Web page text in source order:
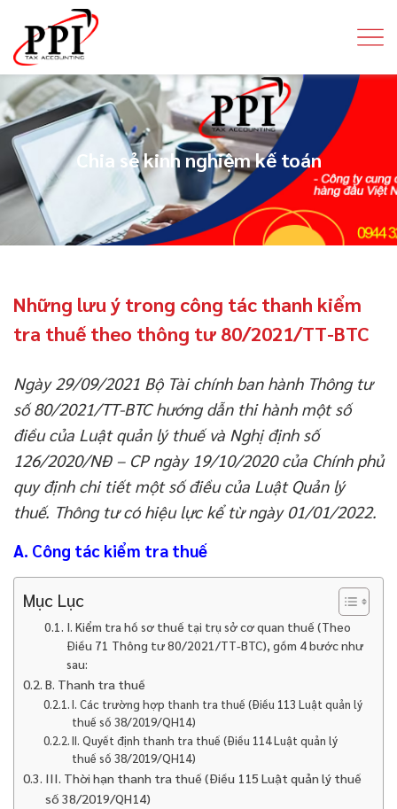
Chia sẻ kinh nghiệm kế toán
Những lưu ý trong công tác thanh kiểm
tra thuế theo thông tư 80/2021/TT-BTC
Ngày 29/09/2021 Bộ Tài chính ban hành Thông tư
số 80/2021/TT-BTC hướng dẫn thi hành một số
điều của Luật quản lý thuế và Nghị định số
126/2020/NĐ – CP ngày 19/10/2020 của Chính phủ
quy định chi tiết một số điều của Luật Quản lý
thuế. Thông tư có hiệu lực kể từ ngày 01/01/2022.
A. Công tác kiểm tra thuế
Mục Lục
I. Kiểm tra hồ sơ thuế tại trụ sở cơ quan thuế (Theo
Điều 71 Thông tư 80/2021/TT-BTC), gồm 4 bước như
sau:
B. Thanh tra thuế
I. Các trường hợp thanh tra thuế (Điều 113 Luật quản lý
thuế số 38/2019/QH14)
II. Quyết định thanh tra thuế (Điều 114 Luật quản lý
thuế số 38/2019/QH14)
III. Thời hạn thanh tra thuế (Điều 115 Luật quản lý thuế
số 38/2019/QH14)